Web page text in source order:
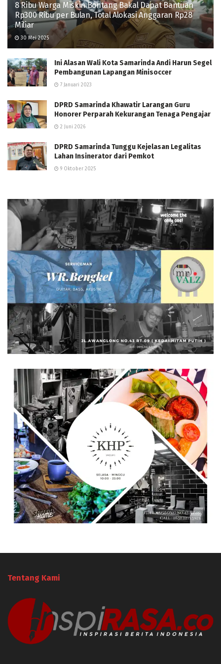
8 Ribu Warga Miskin Bontang Bakal Dapat Bantuan
Rp300 Ribu per Bulan, Total Alokasi Anggaran Rp28
Miliar
30 Mei 2025
Ini Alasan Wali Kota Samarinda Andi Harun Segel
Pembangunan Lapangan Minisoccer
7 Januari 2023
DPRD Samarinda Khawatir Larangan Guru
Honorer Perparah Kekurangan Tenaga Pengajar
2 Juni 2026
DPRD Samarinda Tunggu Kejelasan Legalitas
Lahan Insinerator dari Pemkot
9 Oktober 2025
Tentang Kami